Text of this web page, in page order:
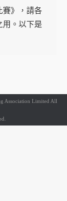
賽》，請各
用。以下是
Association Limited All